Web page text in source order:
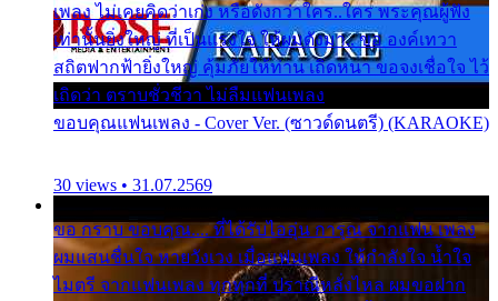
เพลง ไม่เคยคิดว่าเก่ง หรือดังกว่าใคร..ใคร พระคุณผู้ฟัง
เท่านั้นยิ่งใหญ่ ที่เป็นแรงใจ ให้ผมดังมา.. ขอ องค์เทวา
สถิตฟากฟ้ายิ่งใหญ่ คุ้มภัยให้ท่าน เถิดหนา ขอจงเชื่อใจ ไว้
เถิดว่า ตราบชั่วชีวา ไม่ลืมแฟนเพลง
ขอบคุณแฟนเพลง - Cover Ver. (ซาวด์ดนตรี) (KARAOKE)
30 views • 31.07.2569
ขอ กราบ ขอบคุณ.... ที่ได้รับไออุ่น การุณ จากแฟน เพลง
ผมแสนชื่นใจ หายวังเวง เมื่อแฟนเพลง ให้กำลังใจ น้ำใจ
ไมตรี จากแฟนเพลง ทุกทุกที่ ปราณีหลั่งไหล ผมขอฝาก